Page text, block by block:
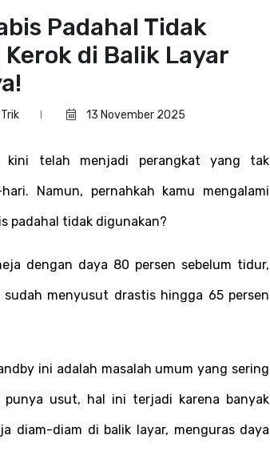
Padahal Tidak
di Balik Layar
13 November 2025
telah menjadi perangkat yang tak
Namun, pernahkah kamu mengalami
padahal tidak digunakan?
dengan daya 80 persen sebelum tidur,
menyusut drastis hingga 65 persen
ini adalah masalah umum yang sering
usut, hal ini terjadi karena banyak
diam-diam di balik layar, menguras daya